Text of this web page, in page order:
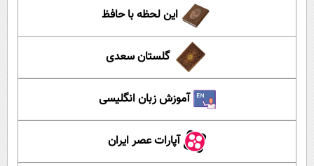
این لحظه با حافظ
گلستان سعدی
آموزش زبان انگلیسی
آپارات عصر ایران